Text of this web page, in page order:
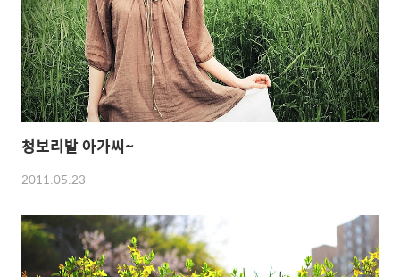
청보리밭 아가씨~
2011.05.23